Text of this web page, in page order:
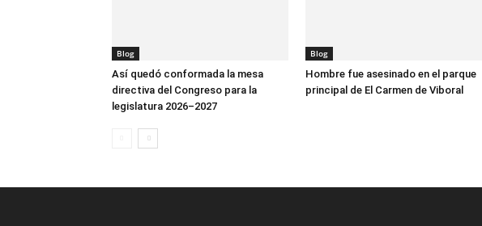
Blog
Así quedó conformada la mesa
directiva del Congreso para la
legislatura 2026–2027
Blog
Hombre fue asesinado en el parque
principal de El Carmen de Viboral